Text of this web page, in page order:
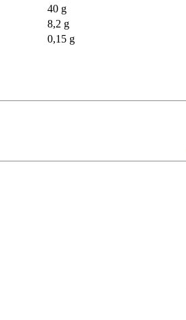
40 g
8,2 g
0,15 g